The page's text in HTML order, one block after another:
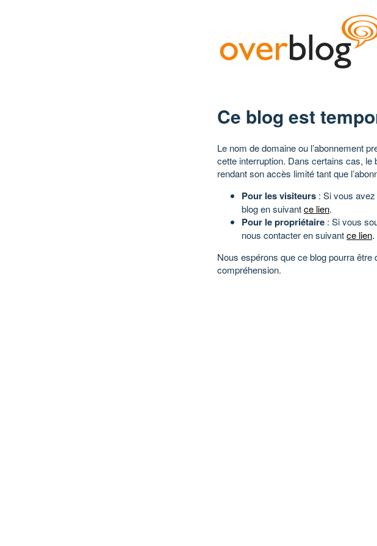
Ce blog est
Le nom de domaine ou l’abonnement
cette interruption. Dans certains cas, le
rendant son accès limité tant que
Pour les visiteurs : Si vous
blog en suivantce lien.
Pour le propriétaire : Si vous
nous contacter en suivantce lien.
Nous espérons que ce blog pourra
compréhension.